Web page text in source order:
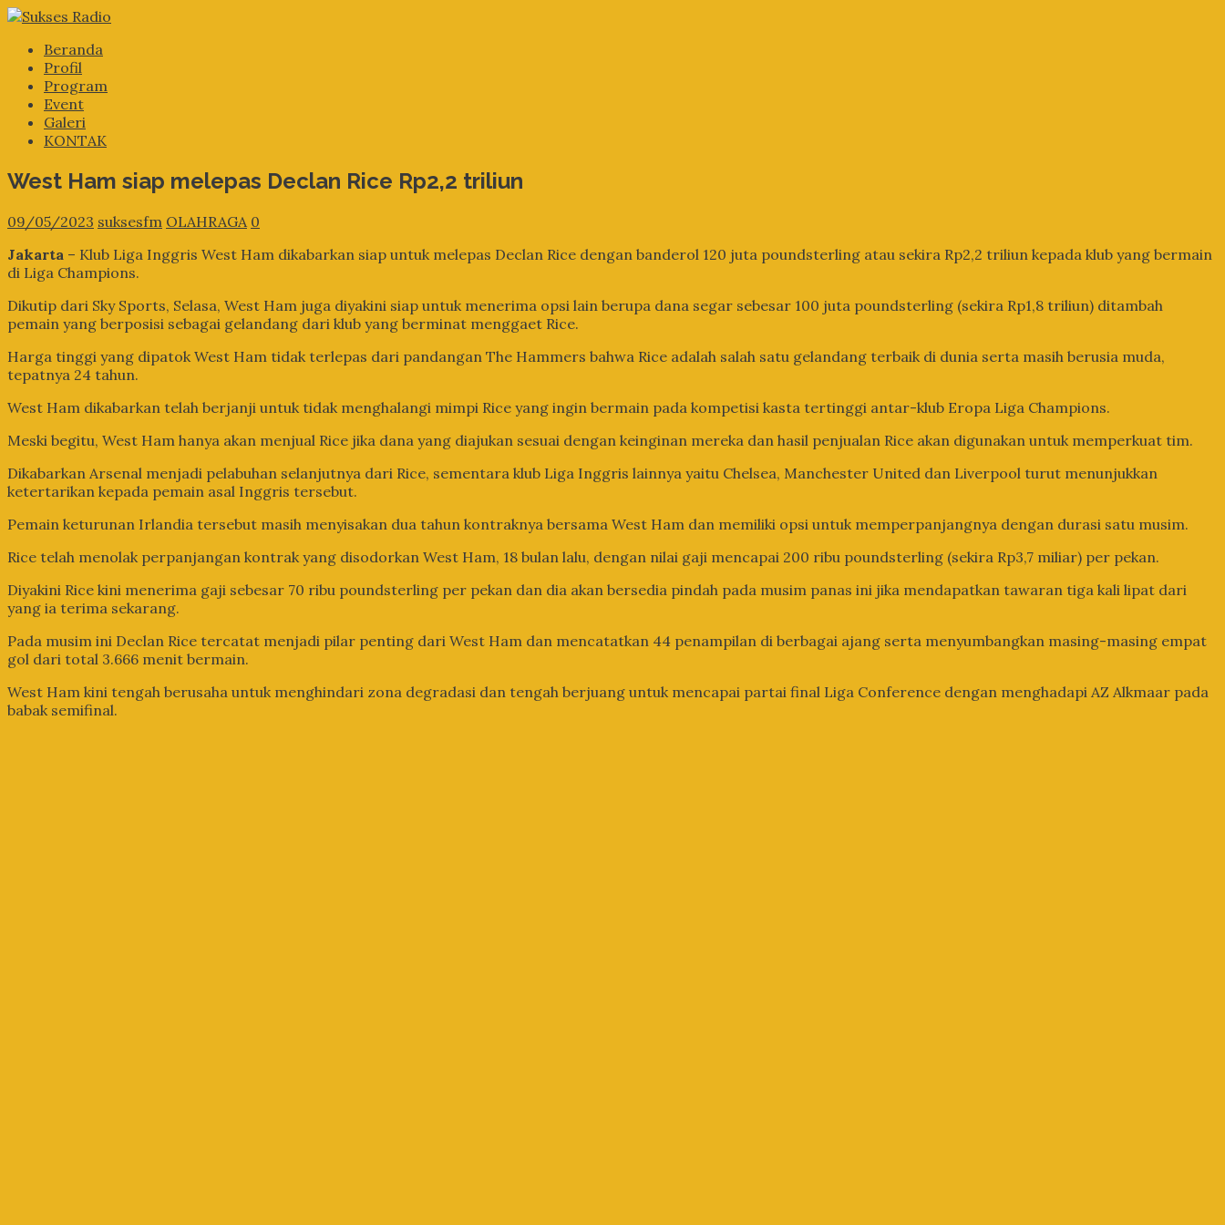
Beranda
Profil
Program
Event
Galeri
KONTAK
West Ham siap melepas Declan Rice Rp2,2 triliun
09/05/2023 suksesfm OLAHRAGA 0
Jakarta – Klub Liga Inggris West Ham dikabarkan siap untuk melepas Declan Rice dengan banderol 120 juta poundsterling atau sekira Rp2,2 triliun kepada klub yang bermain
di Liga Champions.
Dikutip dari Sky Sports, Selasa, West Ham juga diyakini siap untuk menerima opsi lain berupa dana segar sebesar 100 juta poundsterling (sekira Rp1,8 triliun) ditambah
pemain yang berposisi sebagai gelandang dari klub yang berminat menggaet Rice.
Harga tinggi yang dipatok West Ham tidak terlepas dari pandangan The Hammers bahwa Rice adalah salah satu gelandang terbaik di dunia serta masih berusia muda,
tepatnya 24 tahun.
West Ham dikabarkan telah berjanji untuk tidak menghalangi mimpi Rice yang ingin bermain pada kompetisi kasta tertinggi antar-klub Eropa Liga Champions.
Meski begitu, West Ham hanya akan menjual Rice jika dana yang diajukan sesuai dengan keinginan mereka dan hasil penjualan Rice akan digunakan untuk memperkuat tim.
Dikabarkan Arsenal menjadi pelabuhan selanjutnya dari Rice, sementara klub Liga Inggris lainnya yaitu Chelsea, Manchester United dan Liverpool turut menunjukkan
ketertarikan kepada pemain asal Inggris tersebut.
Pemain keturunan Irlandia tersebut masih menyisakan dua tahun kontraknya bersama West Ham dan memiliki opsi untuk memperpanjangnya dengan durasi satu musim.
Rice telah menolak perpanjangan kontrak yang disodorkan West Ham, 18 bulan lalu, dengan nilai gaji mencapai 200 ribu poundsterling (sekira Rp3,7 miliar) per pekan.
Diyakini Rice kini menerima gaji sebesar 70 ribu poundsterling per pekan dan dia akan bersedia pindah pada musim panas ini jika mendapatkan tawaran tiga kali lipat dari
yang ia terima sekarang.
Pada musim ini Declan Rice tercatat menjadi pilar penting dari West Ham dan mencatatkan 44 penampilan di berbagai ajang serta menyumbangkan masing-masing empat
gol dari total 3.666 menit bermain.
West Ham kini tengah berusaha untuk menghindari zona degradasi dan tengah berjuang untuk mencapai partai final Liga Conference dengan menghadapi AZ Alkmaar pada
babak semifinal.